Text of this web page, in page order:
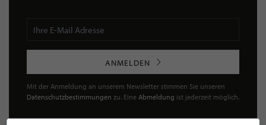
ANMELDEN
Mit der Anmeldung an unserem Newsletter stimmen Sie unseren
Datenschutzbestimmungen zu. Eine Abmeldung ist jederzeit möglich.